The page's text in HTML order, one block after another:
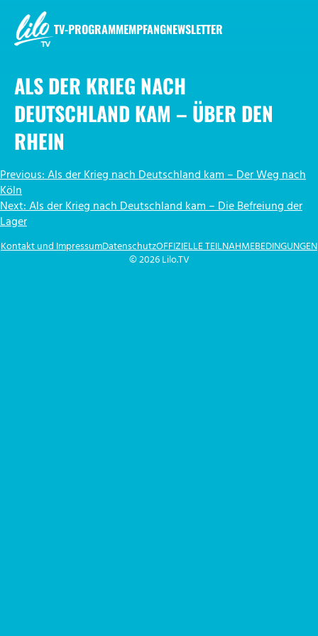
Inhalt
springen
TV-PROGRAMMEMPFANGNEWSLETTER
ALS DER KRIEG NACH
DEUTSCHLAND KAM – ÜBER DEN
RHEIN
BEITRAGSNAVIGATION
Previous:Als der Krieg nach Deutschland kam – Der Weg nach
Köln
Next:Als der Krieg nach Deutschland kam – Die Befreiung der
Lager
© 2026 Lilo.TV
Kontakt und ImpressumDatenschutzOFFIZIELLE TEILNAHMEBEDINGUNGEN